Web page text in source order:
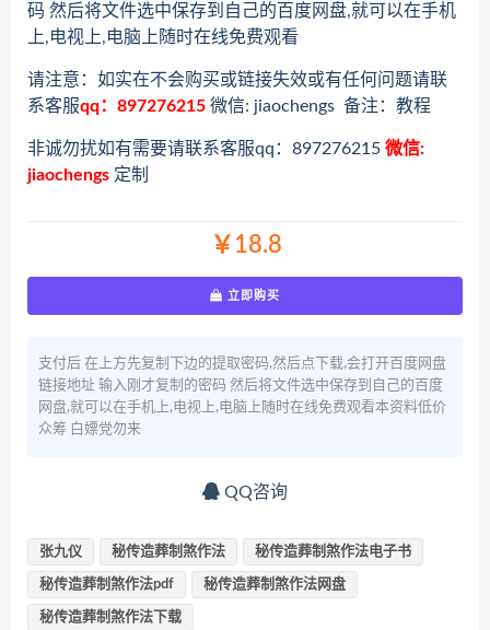
码 然后将文件选中保存到自己的百度网盘,就可以在手机
上,电视上,电脑上随时在线免费观看
请注意：如实在不会购买或链接失效或有任何问题请联
系客服qq：897276215 微信: jiaochengs 备注：教程
非诚勿扰如有需要请联系客服qq：897276215 微信:
jiaochengs 定制
￥18.8
立即购买
支付后 在上方先复制下边的提取密码,然后点下载,会打开百度网盘
链接地址 输入刚才复制的密码 然后将文件选中保存到自己的百度
网盘,就可以在手机上,电视上,电脑上随时在线免费观看本资料低价
众筹 白嫖党勿来
QQ咨询
张九仪 秘传造葬制煞作法 秘传造葬制煞作法电子书
秘传造葬制煞作法pdf 秘传造葬制煞作法网盘
秘传造葬制煞作法下载